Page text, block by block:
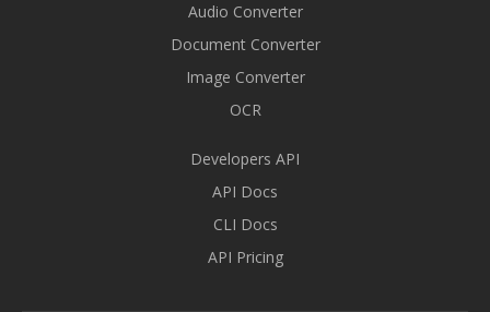
Audio Converter
Document Converter
Image Converter
OCR
Developers API
API Docs
CLI Docs
API Pricing